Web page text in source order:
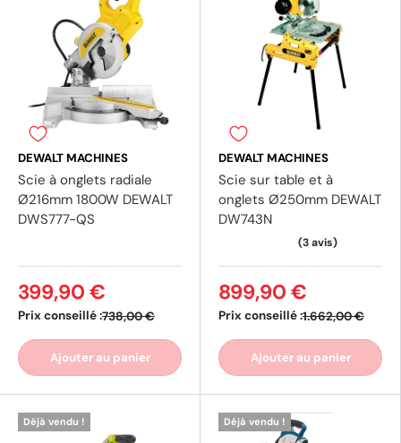
DEWALT MACHINES
Scie à onglets radiale
Ø216mm 1800W DEWALT
DWS777-QS
Prix conseillé :738,00 €
399,90 €
Ajouter au panier
DEWALT MACHINES
Scie sur table et à
onglets Ø250mm DEWALT
DW743N
Prix conseillé :1.662,00 €
899,90 €
Ajouter au panier
Déjà vendu ! Déjà vendu !